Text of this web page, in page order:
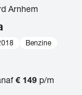
Arnhem
Benzine
€ 149 p/m